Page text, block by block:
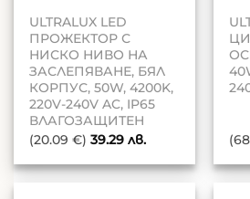
ULTRALUX LED
ПРОЖЕКТОР С
НИСКО НИВО НА
ЗАСЛЕПЯВАНЕ, БЯЛ
КОРПУС, 50W, 4200K,
220V-240V AC, IP65
ВЛАГОЗАЩИТЕН
(20.09 €) 39.29лв.